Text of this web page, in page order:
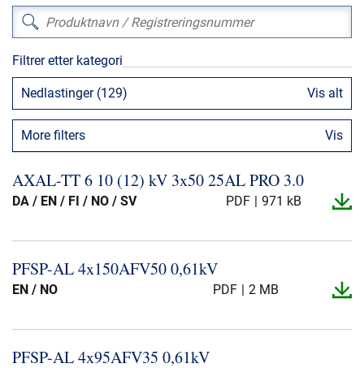
Lavspenning
Høyspenningskabeltilbehør
Mellomspenningskabeltilbehør
Referanser
Nedlastinger
Presse og arrangementer
NKT ved første øyekast
Bærekraft
Filtrer etter kategori
Nedlastinger (129) Vis alt
More filters Vis
AXAL-​TT 6 10 (12) kV 3x50 25AL PRO 3.​0
DA / EN / FI / NO / SV PDF 971 kB
PFSP-​AL 4x150AFV50 0,61kV
EN / NO PDF 2 MB
PFSP-​AL 4x95AFV35 0,61kV